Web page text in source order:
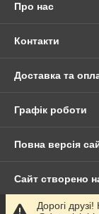
Про нас
Контакти
Доставка та
Графік роботи
Повна версія
Сайт створено
Дорогі